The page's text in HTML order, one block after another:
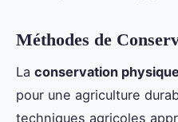
Méthodes de
La conservation
pour une agriculture
techniques agricoles